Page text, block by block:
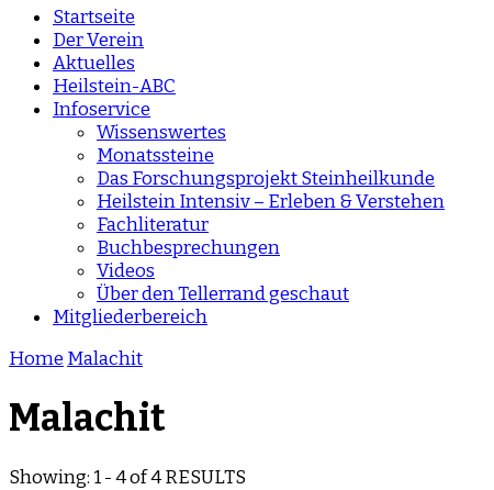
Startseite
Der Verein
Aktuelles
Heilstein-ABC
Infoservice
Wissenswertes
Monatssteine
Das Forschungsprojekt Steinheilkunde
Heilstein Intensiv – Erleben & Verstehen
Fachliteratur
Buchbesprechungen
Videos
Über den Tellerrand geschaut
Mitgliederbereich
Home Malachit
Malachit
Showing: 1 - 4 of 4 RESULTS